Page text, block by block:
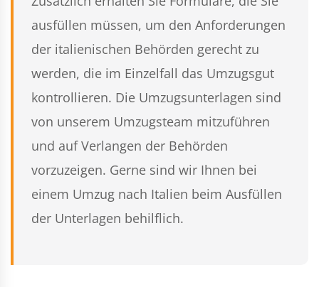
ausfüllen müssen, um den Anforderungen
der italienischen Behörden gerecht zu
werden, die im Einzelfall das Umzugsgut
kontrollieren. Die Umzugsunterlagen sind
von unserem Umzugsteam mitzuführen
und auf Verlangen der Behörden
vorzuzeigen. Gerne sind wir Ihnen bei
einem Umzug nach Italien beim Ausfüllen
der Unterlagen behilflich.